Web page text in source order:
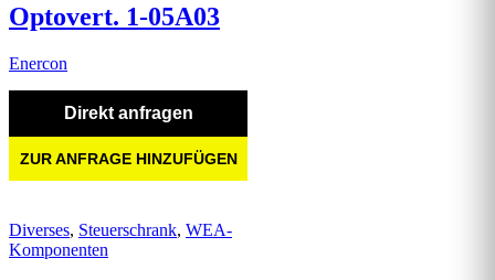
Optovert. 1-05A03
Enercon
Direkt anfragen
ZUR ANFRAGE HINZUFÜGEN
Diverses, Steuerschrank, WEA-
Komponenten